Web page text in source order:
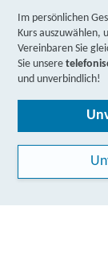
Im persönlichen
Kurs auszuwählen,
Vereinbaren Sie
Sie unsere
und unverbindlich!